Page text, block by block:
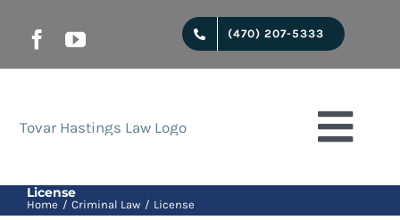
(470) 207-5333
Start
License
Home Criminal Law License